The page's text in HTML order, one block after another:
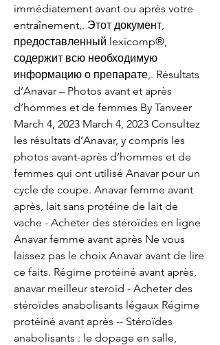
immédiatement avant ou après votre
entraînement,. Этот документ,
предоставленный lexicomp®,
содержит всю необходимую
информацию о препарате,. Résultats
d’Anavar – Photos avant et après
d’hommes et de femmes By Tanveer
March 4, 2023 March 4, 2023 Consultez
les résultats d’Anavar, y compris les
photos avant-après d’hommes et de
femmes qui ont utilisé Anavar pour un
cycle de coupe. Anavar femme avant
après, lait sans protéine de lait de
vache - Acheter des stéroïdes en ligne
Anavar femme avant après Ne vous
laissez pas le choix Anavar avant de lire
ce faits. Régime protéiné avant après,
anavar meilleur steroid - Acheter des
stéroïdes anabolisants légaux Régime
protéiné avant après -- Stéroïdes
anabolisants : le dopage en salle,